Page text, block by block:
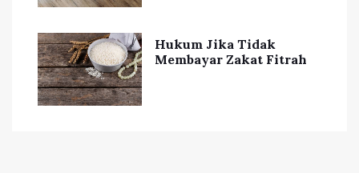
Hukum Jika Tidak
Membayar Zakat Fitrah